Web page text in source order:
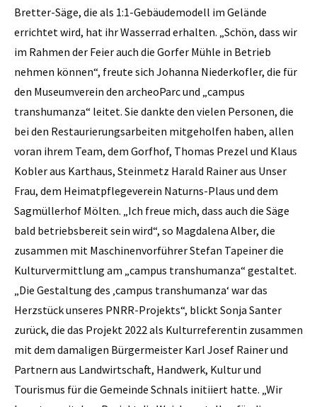
Bretter-Säge, die als 1:1-Gebäudemodell im Gelände
errichtet wird, hat ihr Wasserrad erhalten. „Schön, dass wir
im Rahmen der Feier auch die Gorfer Mühle in Betrieb
nehmen können“, freute sich Johanna Niederkofler, die für
den Museumverein den archeoParc und „campus
transhumanza“ leitet. Sie dankte den vielen Personen, die
bei den Restaurierungsarbeiten mitgeholfen haben, allen
voran ihrem Team, dem Gorfhof, Thomas Prezel und Klaus
Kobler aus Karthaus, Steinmetz Harald Rainer aus Unser
Frau, dem Heimatpflegeverein Naturns-Plaus und dem
Sagmüllerhof Mölten. „Ich freue mich, dass auch die Säge
bald betriebsbereit sein wird“, so Magdalena Alber, die
zusammen mit Maschinenvorführer Stefan Tapeiner die
Kulturvermittlung am „campus transhumanza“ gestaltet.
„Die Gestaltung des ‚campus transhumanza‘ war das
Herzstück unseres PNRR-Projekts“, blickt Sonja Santer
zurück, die das Projekt 2022 als Kulturreferentin zusammen
mit dem damaligen Bürgermeister Karl Josef Rainer und
Partnern aus Landwirtschaft, Handwerk, Kultur und
Tourismus für die Gemeinde Schnals initiiert hatte. „Wir